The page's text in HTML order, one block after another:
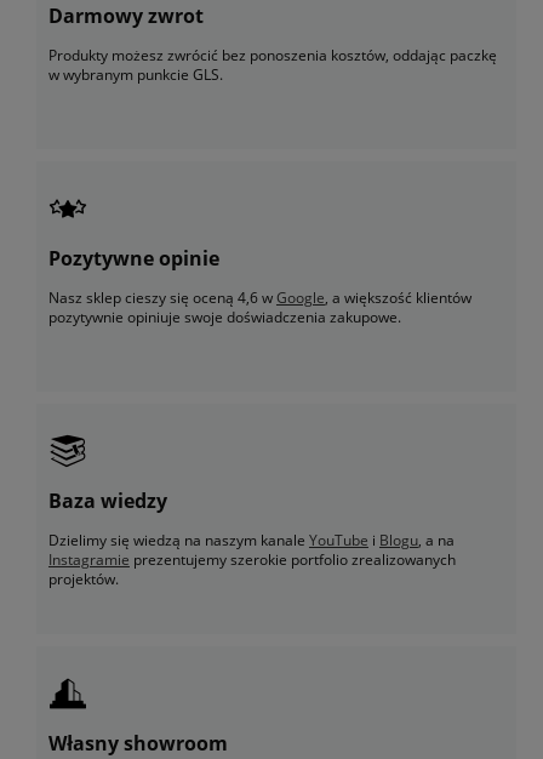
Darmowy zwrot
Produkty możesz zwrócić bez ponoszenia kosztów, oddając paczkę
w wybranym punkcie GLS.
Pozytywne opinie
Nasz sklep cieszy się oceną 4,6 wGoogle, a większość klientów
pozytywnie opiniuje swoje doświadczenia zakupowe.
Baza wiedzy
Dzielimy się wiedzą na naszym kanale YouTube i Blogu, a na
Instagramie prezentujemy szerokie portfolio zrealizowanych
projektów.
Własny showroom